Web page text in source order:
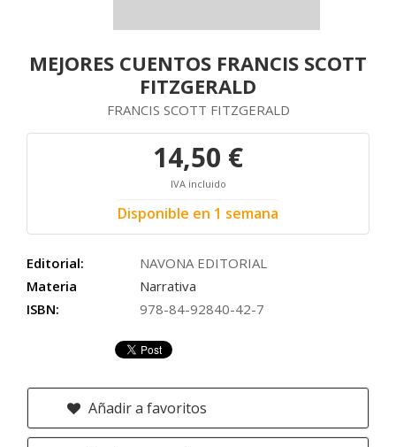
MEJORES CUENTOS FRANCIS SCOTT
FITZGERALD
FRANCIS SCOTT FITZGERALD
14,50 €
IVA incluido
Disponible en 1 semana
Editorial:
NAVONA EDITORIAL
Materia
Narrativa
ISBN:
978-84-92840-42-7
Añadir a favoritos